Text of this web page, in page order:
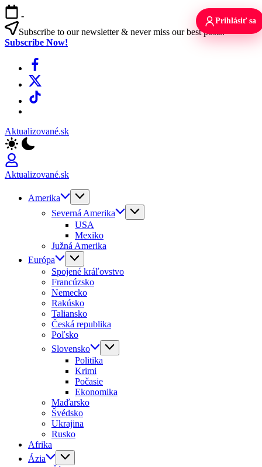
Skip
to
content
-
Subscribe to our newsletter & never miss our best posts.
Subscribe Now!
Facebook
X
TikTok
Aktualizované.sk
Aktualizované.sk
Amerika
Severná Amerika
USA
Mexiko
Južná Amerika
Európa
Spojené kráľovstvo
Francúzsko
Nemecko
Rakúsko
Taliansko
Česká republika
Poľsko
Slovensko
Politika
Krimi
Počasie
Ekonomika
Maďarsko
Švédsko
Ukrajina
Rusko
Afrika
Ázia
Prihlásiť sa